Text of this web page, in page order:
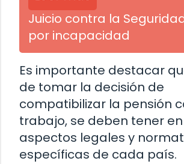
Juicio contra la
por incapacidad
Es importante destacar
de tomar la decisión de
compatibilizar la pensión
trabajo, se deben tener
aspectos legales y
específicas de cada país.